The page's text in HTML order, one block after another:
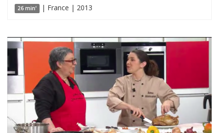
26 min' | France | 2013